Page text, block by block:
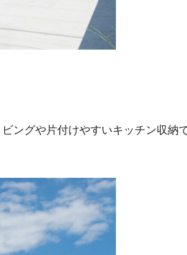
ングや片付けやすいキッチン収納